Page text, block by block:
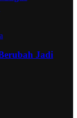
Jadi